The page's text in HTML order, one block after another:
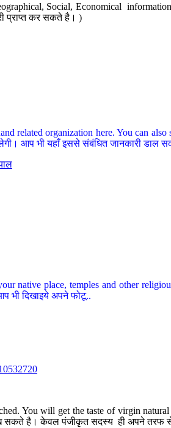
Social, Economical
प्राप्त कर सकते है। )
organization here. You can
आप भी यहाँ इससे संबंधित जानकारी डाल
native place, temples and other
भी दिखाइये अपने फोटू..
You will get the taste of virgin
सकते है। केवल पंजीकृत सदस्य ही अपने तरफ